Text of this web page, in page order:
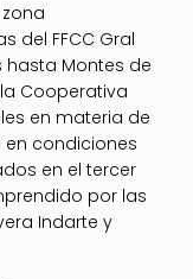
del FFCC Gral
hasta Montes de
Cooperativa
en materia de
en condiciones
en el tercer
por las
Indarte y